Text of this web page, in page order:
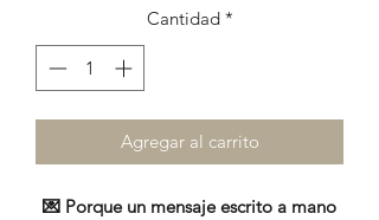
Cantidad *
Agregar al carrito
💌 Porque un mensaje escrito a mano